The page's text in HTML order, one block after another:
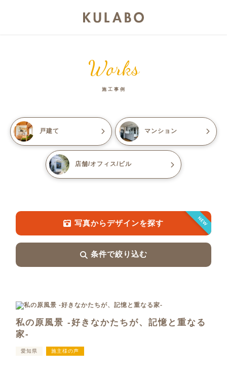
Works
施工事例
戸建て マンション
店舗/オフィス/ビル
NEW
写真からデザインを探す
条件で絞り込む
私の原風景 -好きなかたちが、記憶と重なる
家-
愛知県 施主様の声